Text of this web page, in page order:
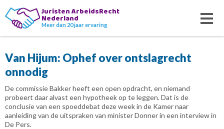
Juristen ArbeidsRecht
Nederland
Meer dan 20 jaar ervaring
Van Hijum: Ophef over ontslagrecht
onnodig
De commissie Bakker heeft een open opdracht, en niemand
probeert daar alvast een hypotheek op te leggen. Dat is de
conclusie van een spoeddebat deze week in de Kamer naar
aanleiding van de uitspraken van minister Donner in een interview in
De Pers.